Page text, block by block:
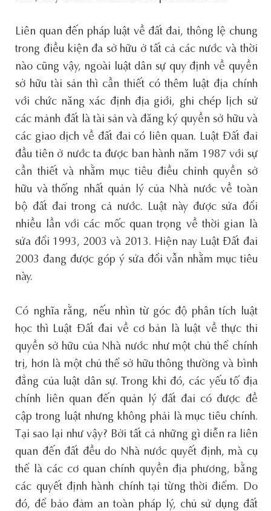
Liên quan đến pháp luật về đất đai, thông lệ chung
trong điều kiện đa sở hữu ở tất cả các nước và thời
nào cũng vậy, ngoài luật dân sự quy định về quyền
sở hữu tài sản thì cần thiết có thêm luật địa chính
với chức năng xác định địa giới, ghi chép lịch sử
các mảnh đất là tài sản và đăng ký quyền sở hữu và
các giao dịch về đất đai có liên quan. Luật Đất đai
đầu tiên ở nước ta được ban hành năm 1987 với sự
cần thiết và nhằm mục tiêu điều chỉnh quyền sở
hữu và thống nhất quản lý của Nhà nước về toàn
bộ đất đai trong cả nước. Luật này được sửa đổi
nhiều lần với các mốc quan trọng về thời gian là
sửa đổi 1993, 2003 và 2013. Hiện nay Luật Đất đai
2003 đang được góp ý sửa đổi vẫn nhằm mục tiêu
này.
Có nghĩa rằng, nếu nhìn từ góc độ phân tích luật
học thì Luật Đất đai về cơ bản là luật về thực thi
quyền sở hữu của Nhà nước như một chủ thể chính
trị, hơn là một chủ thể sở hữu thông thường và bình
đẳng của luật dân sự. Trong khi đó, các yếu tố địa
chính liên quan đến quản lý đất đai có được đề
cập trong luật nhưng không phải là mục tiêu chính.
Tại sao lại như vậy? Bởi tất cả những gì diễn ra liên
quan đến đất đều do Nhà nước quyết định, mà cụ
thể là các cơ quan chính quyền địa phương, bằng
các quyết định hành chính tại từng thời điểm. Do
đó, để bảo đảm an toàn pháp lý, chủ sử dụng đất